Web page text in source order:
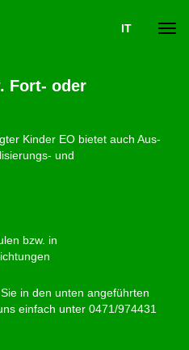
IT
Fort- oder
Kinder EO bietet auch Aus-
und
bzw. in
in den unten angeführten
einfach unter 0471/974431